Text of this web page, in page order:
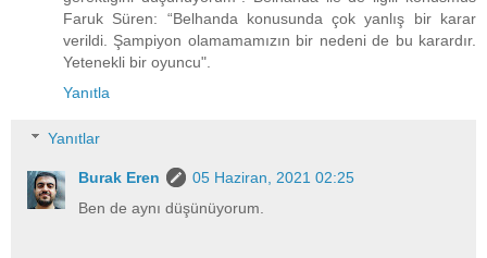
Faruk Süren: “Belhanda konusunda çok yanlış bir karar
verildi. Şampiyon olamamamızın bir nedeni de bu karardır.
Yetenekli bir oyuncu".
Yanıtla
Yanıtlar
Burak Eren
05 Haziran, 2021 02:25
Ben de aynı düşünüyorum.